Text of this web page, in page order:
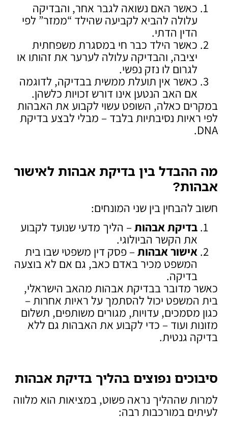
כאשר האם נשואה לגבר אחר, והבדיקה
עלולה להביא לקביעה שהילד “ממזר” לפי
הדין הדתי.
כאשר הילד כבר חי במסגרת משפחתית
יציבה, והבדיקה עלולה לערער את זהותו או
לגרום לו נזק נפשי.
כאשר אין תועלת ממשית בבדיקה, לדוגמה
אם האב הנטען אינו דורש זכויות כלשהן.
במקרים כאלה, השופט עשוי לקבוע את האבהות
לפי ראיות נסיבתיות בלבד – מבלי לבצע בדיקת
DNA.
מה ההבדל בין בדיקת אבהות לאישור
אבהות?
חשוב להבחין בין שני המונחים:
בדיקת אבהות – הליך מדעי שנועד לקבוע
את הקשר הביולוגי.
אישור אבהות – פסק דין משפטי שבו בית
המשפט מכיר באדם כאב, גם אם לא בוצעה
בדיקה.
כאשר מדובר בבדיקת אבהות מהאב הישראלי,
בית המשפט יכול להסתמך על ראיות אחרות –
כגון מסמכים, עדויות, מגורים משותפים, תשלום
מזונות ועוד – כדי לקבוע את האבהות גם ללא
בדיקה גנטית.
סיבוכים נפוצים בהליך בדיקת אבהות
למרות שההליך נראה פשוט, במציאות הוא מלווה
לעיתים במורכבות רבה: